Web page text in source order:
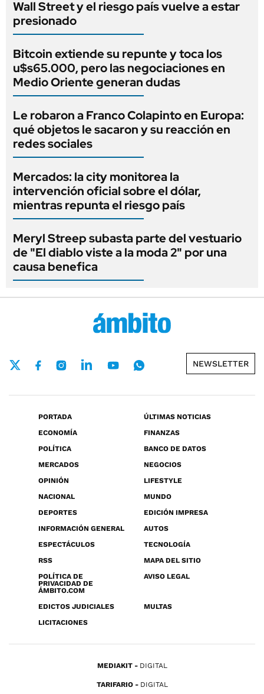
Wall Street y el riesgo país vuelve a estar
presionado
Bitcoin extiende su repunte y toca los
u$s65.000, pero las negociaciones en
Medio Oriente generan dudas
Le robaron a Franco Colapinto en Europa:
qué objetos le sacaron y su reacción en
redes sociales
Mercados: la city monitorea la
intervención oficial sobre el dólar,
mientras repunta el riesgo país
Meryl Streep subasta parte del vestuario
de "El diablo viste a la moda 2" por una
causa benefica
NEWSLETTER
PORTADA
ÚLTIMAS NOTICIAS
ECONOMÍA
FINANZAS
POLÍTICA
BANCO DE DATOS
MERCADOS
NEGOCIOS
OPINIÓN
LIFESTYLE
NACIONAL
MUNDO
DEPORTES
EDICIÓN IMPRESA
INFORMACIÓN GENERAL
AUTOS
ESPECTÁCULOS
TECNOLOGÍA
RSS
MAPA DEL SITIO
POLÍTICA DE
PRIVACIDAD DE
ÁMBITO.COM
AVISO LEGAL
EDICTOS JUDICIALES
MULTAS
LICITACIONES
MEDIAKIT DIGITAL
TARIFARIO DIGITAL